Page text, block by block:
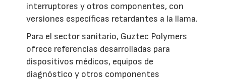
interruptores y otros componentes, con
versiones específicas retardantes a la llama.
Para el sector sanitario, Guztec Polymers
ofrece referencias desarrolladas para
dispositivos médicos, equipos de
diagnóstico y otros componentes